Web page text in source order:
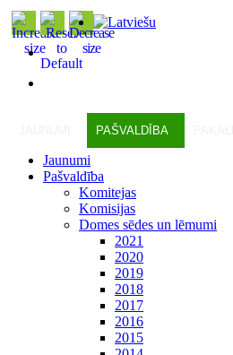
PAŠVALDĪBA
Jaunumi
Pašvaldība
Komitejas
Komisijas
Domes sēdes un lēmumi
2021
2020
2019
2018
2017
2016
2015